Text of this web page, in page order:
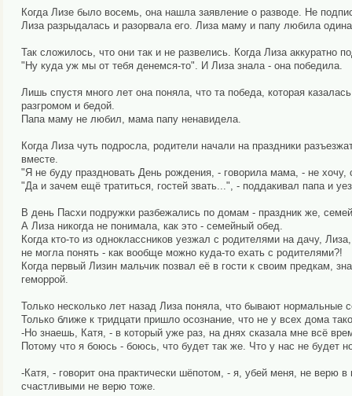
Когда Лизе было восемь, она нашла заявление о разводе. Не
Лиза разрыдалась и разорвала его. Лиза маму и папу любила
Так сложилось, что они так и не развелись. Когда Лиза
"Ну куда уж мы от тебя денемся-то". И Лиза знала - она победила.
Лишь спустя много лет она поняла, что та победа, которая
разгромом и бедой.
Папа маму не любил, мама папу ненавидела.
Когда Лиза чуть подросла, родители начали на праздники
вместе.
"Я не буду праздновать День рождения, - говорила мама, - не
"Да и зачем ещё тратиться, гостей звать...", - поддакивал папа и
В день Пасхи подружки разбежались по домам - праздник же,
А Лиза никогда не понимала, как это - семейный обед.
Когда кто-то из одноклассников уезжал с родителями на дачу,
не могла понять - как вообще можно куда-то ехать с родителями?!
Когда первый Лизин мальчик позвал её в гости к своим предкам,
геморрой.
Только несколько лет назад Лиза поняла, что бывают нормальные
Только ближе к тридцати пришло осознание, что не у всех дома
-Но знаешь, Катя, - в который уже раз, на днях сказала мне всё
Потому что я боюсь - боюсь, что будет так же. Что у нас не будет
-Катя, - говорит она практически шёпотом, - я, убей меня, не
счастливыми не верю тоже.